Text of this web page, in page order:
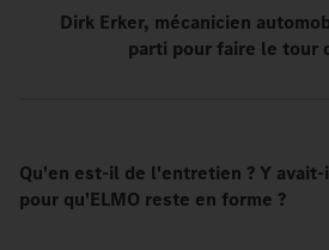
Dirk Erker, mécanicien
parti pour faire le tour
Qu'en est-il de l'entretien ? Y
pour qu'ELMO reste en forme ?